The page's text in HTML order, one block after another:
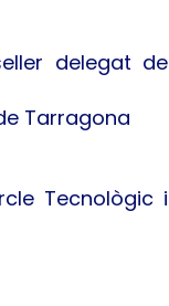
delegat de
Tarragona
Tecnològic i